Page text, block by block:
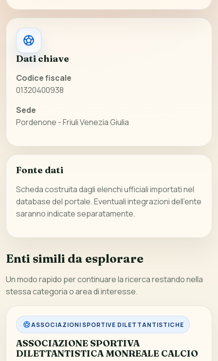
Dati chiave
Codice fiscale
01320400938
Sede
Pordenone - Friuli Venezia Giulia
Fonte dati
Scheda costruita dagli elenchi ufficiali importati nel
database del portale. Eventuali integrazioni dell’ente
saranno indicate separatamente.
Enti simili da esplorare
Un modo rapido per continuare la ricerca restando nella
stessa categoria o area di interesse.
ASSOCIAZIONI SPORTIVE DILETTANTISTICHE
ASSOCIAZIONE SPORTIVA
DILETTANTISTICA MONREALE CALCIO